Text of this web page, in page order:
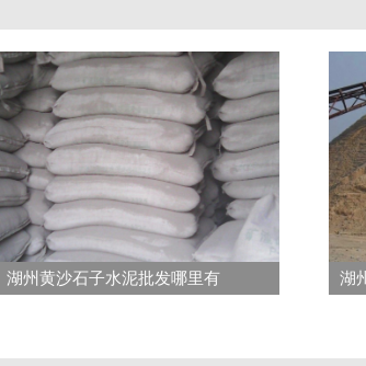
湖州黄沙石子水泥批发哪里有